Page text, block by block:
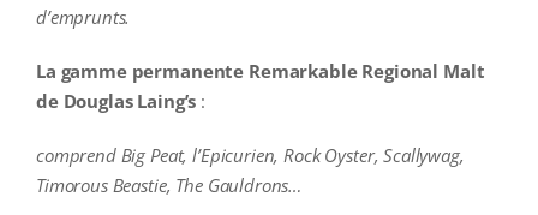
d’emprunts.
La gamme permanente Remarkable Regional Malt
de Douglas Laing’s :
comprend Big Peat, l’Epicurien, Rock Oyster, Scallywag,
Timorous Beastie, The Gauldrons…